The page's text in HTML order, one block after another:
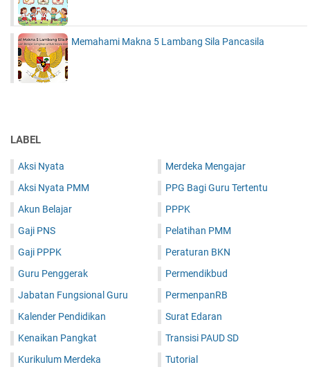
Memahami Makna 5 Lambang Sila Pancasila
LABEL
Aksi Nyata
Aksi Nyata PMM
Akun Belajar
Gaji PNS
Gaji PPPK
Guru Penggerak
Jabatan Fungsional Guru
Kalender Pendidikan
Kenaikan Pangkat
Kurikulum Merdeka
Merdeka Mengajar
PPG Bagi Guru Tertentu
PPPK
Pelatihan PMM
Peraturan BKN
Permendikbud
PermenpanRB
Surat Edaran
Transisi PAUD SD
Tutorial